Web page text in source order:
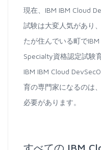
現在、IBM IBM Cloud
試験は大変人気があり
たが住んでいる町で
Specialty資格認定試験
IBM IBM Cloud
育の専門家になるのは
必要があります。